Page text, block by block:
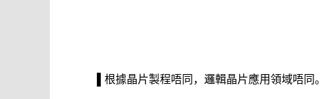
▌根據晶片製程唔同，邏輯晶片應用領域唔同。